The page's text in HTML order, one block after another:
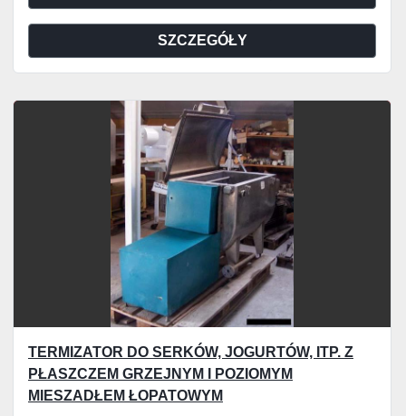
SZCZEGÓŁY
TERMIZATOR DO SERKÓW, JOGURTÓW, ITP. Z
PŁASZCZEM GRZEJNYM I POZIOMYM
MIESZADŁEM ŁOPATOWYM